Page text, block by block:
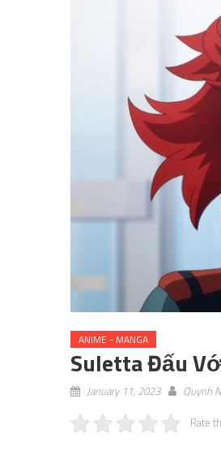
ANIME - MANGA
Suletta Đấu
January 11, 2023 Quynh
Rate